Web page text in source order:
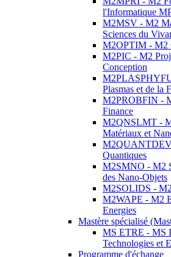
l'Informatique
M2MSV - M2
Sciences du
M2OPTIM - M2
M2PIC - M2
Conception
Plasmas et de la
M2PROBFIN -
Finance
M2QNSLMT -
Matériaux et
Quantiques
M2SMNO - M2
des Nano-Objets
M2SOLIDS -
M2WAPE - M2
Energies
Mastère spécialisé
MS ETRE - MS
Technologies et
Programme d'échange